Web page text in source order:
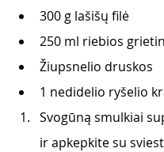
300 g lašišų filė
250 ml riebios
Žiupsnelio druskos
1 nedidelio ryšelio
Svogūną smulkiai
ir apkepkite su